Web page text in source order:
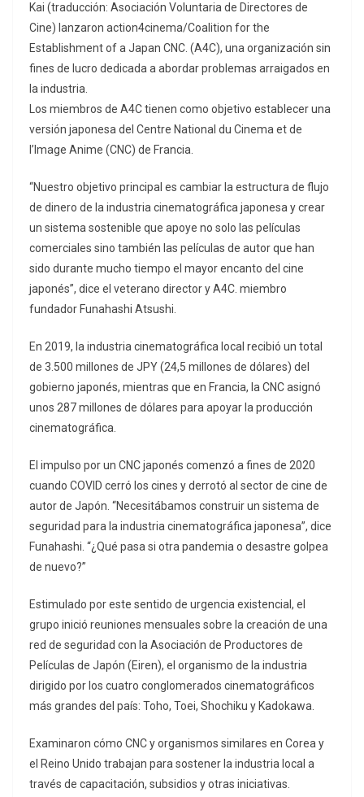
Kai (traducción: Asociación Voluntaria de Directores de
Cine) lanzaron action4cinema/Coalition for the
Establishment of a Japan CNC. (A4C), una organización sin
fines de lucro dedicada a abordar problemas arraigados en
la industria.
Los miembros de A4C tienen como objetivo establecer una
versión japonesa del Centre National du Cinema et de
l’Image Anime (CNC) de Francia.
“Nuestro objetivo principal es cambiar la estructura de flujo
de dinero de la industria cinematográfica japonesa y crear
un sistema sostenible que apoye no solo las películas
comerciales sino también las películas de autor que han
sido durante mucho tiempo el mayor encanto del cine
japonés”, dice el veterano director y A4C. miembro
fundador Funahashi Atsushi.
En 2019, la industria cinematográfica local recibió un total
de 3.500 millones de JPY (24,5 millones de dólares) del
gobierno japonés, mientras que en Francia, la CNC asignó
unos 287 millones de dólares para apoyar la producción
cinematográfica.
El impulso por un CNC japonés comenzó a fines de 2020
cuando COVID cerró los cines y derrotó al sector de cine de
autor de Japón. “Necesitábamos construir un sistema de
seguridad para la industria cinematográfica japonesa”, dice
Funahashi. “¿Qué pasa si otra pandemia o desastre golpea
de nuevo?”
Estimulado por este sentido de urgencia existencial, el
grupo inició reuniones mensuales sobre la creación de una
red de seguridad con la Asociación de Productores de
Películas de Japón (Eiren), el organismo de la industria
dirigido por los cuatro conglomerados cinematográficos
más grandes del país: Toho, Toei, Shochiku y Kadokawa.
Examinaron cómo CNC y organismos similares en Corea y
el Reino Unido trabajan para sostener la industria local a
través de capacitación, subsidios y otras iniciativas.